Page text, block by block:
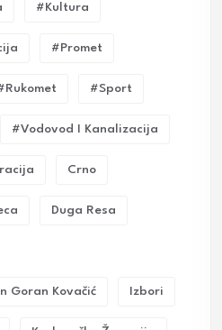
#kultura
#promet
#sport
#vodovod I Kanalizacija
Crno
Duga Resa
Goran Kovačić Izbori